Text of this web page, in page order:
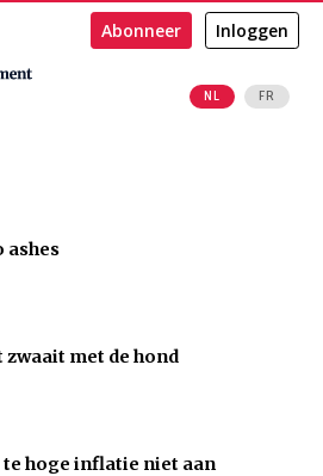
NL FR
Abonneer Inloggen
ashes
zwaait met de hond
te hoge inflatie niet aan